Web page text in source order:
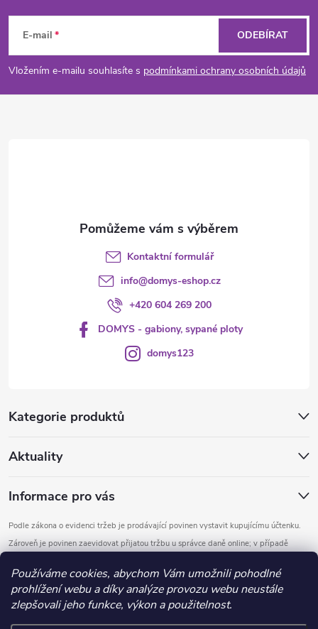
Používáme cookies, abychom Vám umožnili pohodlné
prohlížení webu a díky analýze provozu webu neustále
zlepšovali jeho funkce, výkon a použitelnost.
p
a
E-mail
Vložením e-mailu souhlasíte s podmínkami ochrany osobních údajů
ODEBÍRAT
Kategorie produktů
Aktuality
Informace pro vás
Podle zákona o evidenci tržeb je prodávající povinen vystavit kupujícímu účtenku.
Zároveň je povinen zaevidovat přijatou tržbu u správce daně online; v případě
Kontaktní formulář
info@domys-eshop.cz
+420 604 269 200
DOMYS - gabiony, sypané ploty
domys123
Copyright 2026DOMYS. Všechna práva vyhrazena.